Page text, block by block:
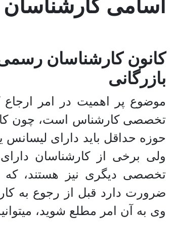
اسامی
کانون کارشناسان
بازرگانی
موضوع پر اهمیت در امر ارجاع
تخصصی کارشناس است، چون
حوزه حداقل باید دارای
ولی برخی از کارشناسان
تخصصی دیگری نیز هستند، که
ضرورت دارد قبل از رجوع به
وی به آن امر مطلع شوید،